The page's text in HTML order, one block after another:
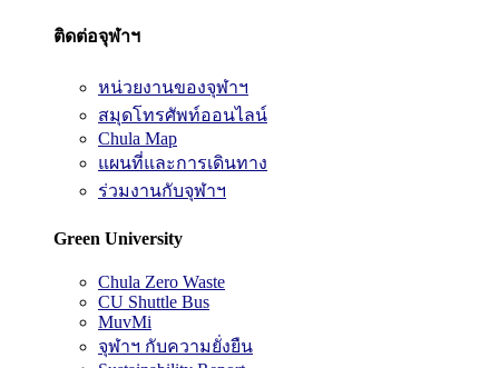
ติดต่อจุฬาฯ
หน่วยงานของจุฬาฯ
สมุดโทรศัพท์ออนไลน์
Chula Map
แผนที่และการเดินทาง
ร่วมงานกับจุฬาฯ
Green University
Chula Zero Waste
CU Shuttle Bus
MuvMi
จุฬาฯ กับความยั่งยืน